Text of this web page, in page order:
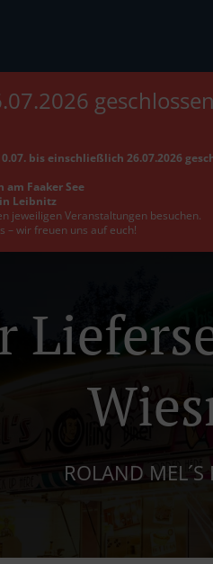
geschlossen
bis einschließlich 26.07.2026
am Faaker See
in Leibnitz
jeweiligen Veranstaltungen besuchen.
– wir freuen uns auf euch!
ROLAND